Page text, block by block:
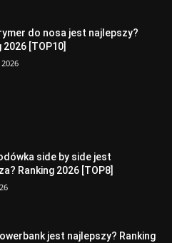
do nosa jest najlepszy?
2026 [TOP10]
side by side jest
Ranking 2026 [TOP8]
jest najlepszy? Ranking